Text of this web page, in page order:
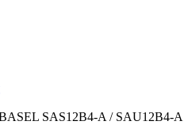
SAS12B4-A / SAU12B4-A